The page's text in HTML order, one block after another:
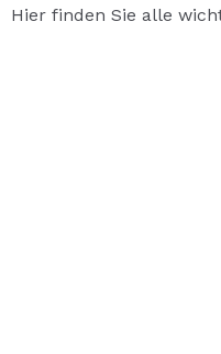
Hier finden Sie alle